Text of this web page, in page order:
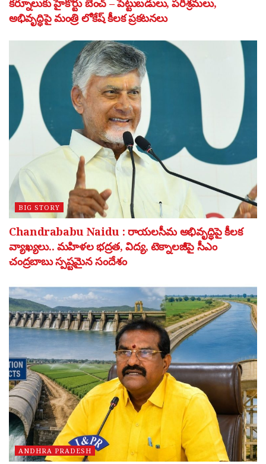
కర్నూలుకు హైకోర్టు బెంచ్ – పెట్టుబడులు, పరిశ్రమలు,
అభివృద్ధిపై మంత్రి లోకేష్ కీలక ప్రకటనలు
BIG STORY
Chandrababu Naidu : రాయలసీమ అభివృద్ధిపై కీలక
వ్యాఖ్యలు.. మహిళల భద్రత, విద్య, టెక్నాలజీపై సీఎం
చంద్రబాబు స్పష్టమైన సందేశం
ANDHRA PRADESH